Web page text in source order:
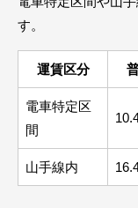
す。
運賃区分
電車特定区
間
山手線内